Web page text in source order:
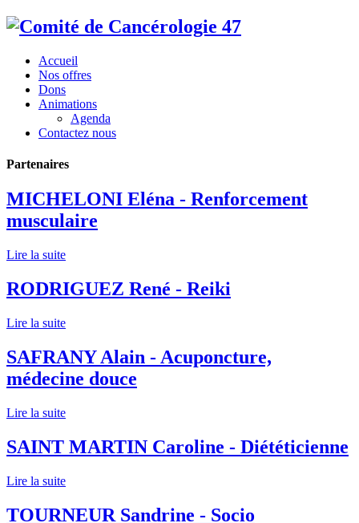
Accueil
Nos offres
Dons
Animations
Agenda
Contactez nous
Partenaires
MICHELONI Eléna - Renforcement
musculaire
Lire la suite
RODRIGUEZ René - Reiki
Lire la suite
SAFRANY Alain - Acuponcture,
médecine douce
Lire la suite
SAINT MARTIN Caroline - Diététicienne
Lire la suite
TOURNEUR Sandrine - Socio